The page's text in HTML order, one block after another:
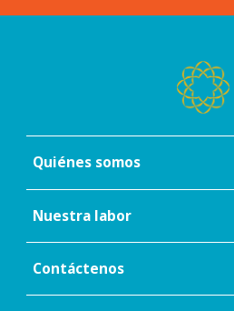
Quiénes somos
Nuestra labor
Contáctenos